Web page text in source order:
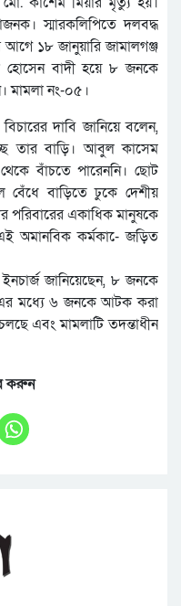
স্মারকলিপিতে দলবদ্ধ
আগে ১৮ জানুয়ারি জামালগঞ্জ
হোসেন বাদী হয়ে ৮ জনকে
মামলা নং-০৫।
দাবি জানিয়ে বলেন,
তার বাড়ি। আবুল কাসেম
বাঁচতে পারেননি। ছোট
বেঁধে বাড়িতে ঢুকে দেশীয়
পরিবারের একাধিক মানুষকে
অমানবিক কর্মকা-ে জড়িত
জানিয়েছেন, ৮ জনকে
মধ্যে ৬ জনকে আটক করা
এবং মামলাটি তদন্তাধীন
করুন